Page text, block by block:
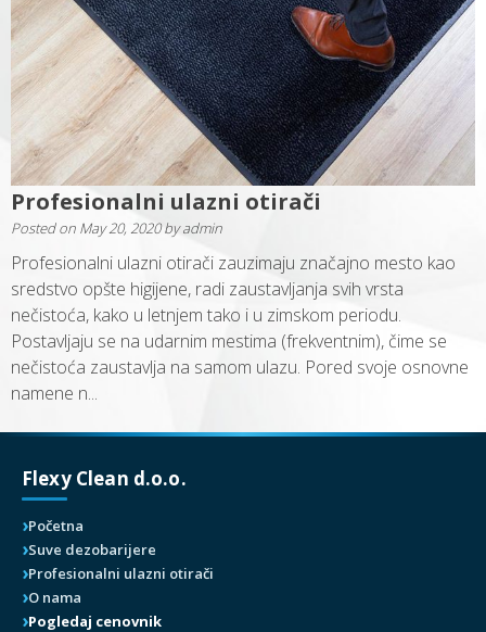
Profesionalni ulazni otirači
Posted on May 20, 2020byadmin
Profesionalni ulazni otirači zauzimaju značajno mesto kao
sredstvo opšte higijene, radi zaustavljanja svih vrsta
nečistoća, kako u letnjem tako i u zimskom periodu.
Postavljaju se na udarnim mestima (frekventnim), čime se
nečistoća zaustavlja na samom ulazu. Pored svoje osnovne
namene n...
Flexy Clean d.o.o.
Početna
Suve dezobarijere
Profesionalni ulazni otirači
O nama
Pogledaj cenovnik